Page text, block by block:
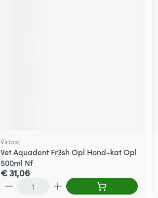
Virbac
Vet Aquadent Fr3sh Opl Hond-kat Opl
500ml Nf
€ 31,06